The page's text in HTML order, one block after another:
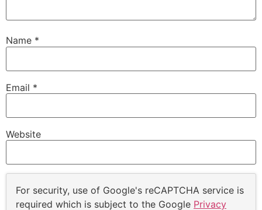
Name *
Email *
Website
For security, use of Google's reCAPTCHA service is
required which is subject to the Google Privacy